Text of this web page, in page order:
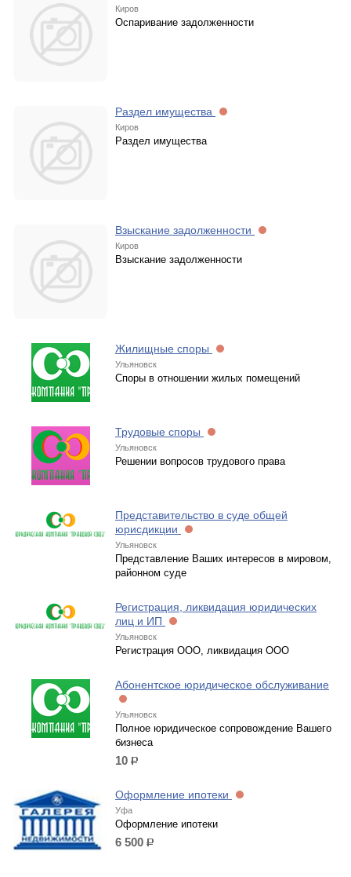
Киров
Оспаривание задолженности
Раздел имущества
Киров
Раздел имущества
Взыскание задолженности
Киров
Взыскание задолженности
Жилищные споры
Ульяновск
Споры в отношении жилых помещений
Трудовые споры
Ульяновск
Решении вопросов трудового права
Представительство в суде общей
юрисдикции
Ульяновск
Представление Ваших интересов в мировом,
районном суде
Регистрация, ликвидация юридических
лиц и ИП
Ульяновск
Регистрация ООО, ликвидация ООО
Абонентское юридическое обслуживание
Ульяновск
Полное юридическое сопровождение Вашего
бизнеса
10 р.
Оформление ипотеки
Уфа
Оформление ипотеки
6 500 р.